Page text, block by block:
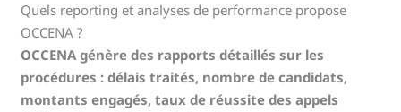
Quels reporting et analyses de performance propose
OCCENA ?
OCCENA génère des rapports détaillés sur les
procédures : délais traités, nombre de candidats,
montants engagés, taux de réussite des appels